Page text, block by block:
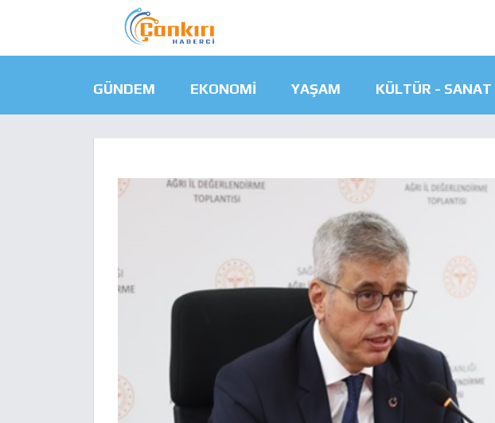
GÜNDEM EKONOMI YAŞAM KÜLTÜR - SANAT